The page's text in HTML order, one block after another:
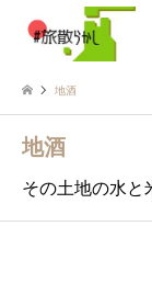
地酒
地酒
その土地の水と